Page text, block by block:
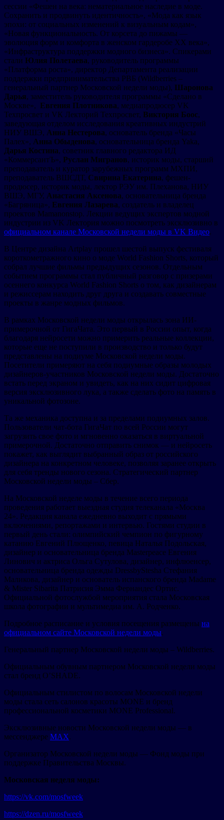
сессии «Фешен на века: нематериальное наследие в моде.
Сохранить и продвинуть идентичность», «Мода как язык
эпохи: от социальных изменений к визуальным кодам»,
«Новая функциональность. От корсета до пижамы —
эволюция форм и комфорта в женском гардеробе ХХ века»,
«Инфраструктура поддержки модного бизнеса». Спикерами
стали Юлия Полетаева, руководитель программы
«Платформа роста», директор Департамента реализации
поддержки предпринимательства РВБ (Wildberries –
генеральный партнер Московской недели моды), Шаронова
Дарья, заместитель руководителя программы «Сделано в
Москве», Евгения Плотникова, медиапродюсер VK
Техпросвет и VК Лекторий Техпросвет, Виктория Боос,
заведующая отделом исследования креативных индустрий
НИУ ВШЭ, Анна Нестерова, основатель бренда «Часы
Палех», Анна Обыденова, основательница бренда Yaka,
Дарья Костина, советник главного редактора ИД
«КоммерсантЪ», Руслан Мигранов, историк моды, старший
преподаватель и куратор зарубежных программ МХПИ,
преподаватель ВШСДТ, Свирина Екатерина, фешен-
продюсер, историк моды, лектор РЭУ им. Плеханова, НИУ
ВШЭ, МГУ, Анастасия Аксенова, основательница бренда
«Багряница», Евгения Лазарева, создатель и владелец
проектов Mamanonstop. Лекции ведущих экспертов модной
индустрии из VK Лектория можно посмотреть эксклюзивно в
официальном канале Московской недели моды в VK Видео.
В Центре дизайна Artplay прошел шестой выпуск фестиваля
короткометражного кино о моде World Fashion Shorts, который
собрал лучшие фильмы предыдущих сезонов. Отдельным
событием программы стал публичный разговор с призерами
осеннего конкурса World Fashion Shorts о том, как дизайнерам
и режиссерам находить друг друга и создавать совместные
проекты в жанре модных фильмов.
В рамках Московской недели моды открылась зона ИИ-
примерочной от ГигаЧата. Это первый в России опыт, когда
благодаря нейросети можно примерить реальные коллекции,
которые еще не поступили в производство и только будут
представлены на подиуме Московской недели моды.
Посетители примеряют на себя подиумные образы молодых
дизайнеров-участников Московской недели моды. Достаточно
встать перед экраном и увидеть, как на них сидит цифровая
версия эксклюзивного лука, а также сделать фото на память в
уникальной фотозоне.
Та же механика доступна и за пределами подиумных залов.
Пользователи чат-бота ГигаЧат по всей России могут
загрузить свое фото и мгновенно оказаться в виртуальной
примерочной. Достаточно отправить снимок — и нейросеть
покажет, как выглядит выбранный образ от российского
дизайнера на конкретном человеке, позволяя заранее открыть
для себя тренды нового сезона. Стратегический партнер
Московской недели моды – Сбер.
На Московской неделе моды в течение всего периода
проведения работает выездная студия телеканала «Москва
24». Редакция канала ежедневно выходит с прямыми
включениями, репортажами и интервью. Гостями студии в
первый день стали: олимпийский чемпион по фигурному
катанию Евгений Плющенко, певица Наталья Подольская,
дизайнер и основательница бренда Masterpeace Евгения
Линович и актриса Ольга Сутулова, дизайнер, инфлюенсер,
основательница бренда одежды DressbyStesha Стефания
Маликова, дизайнер и основатель испанского бренда Madame
& Mister Sibarita Патрисия Эмма Фернандес Ортис.
Официальной фотослужбой мероприятия стала Московская
школа фотографии и мультимедиа им. А. Родченко.
Подробное расписание и условия посещения размещены на
официальном сайте Московской недели моды.
Генеральный партнер Московской недели моды – Wildberries.
Официальным обувным партнером Московской недели моды
стал бренд O’SHADE.
Официальным стилистом по волосам Московской недели
моды стала сеть салонов красоты MONE и бренд
профессиональной косметики MONE Professional.
Эксклюзивные новости Московской недели моды — в
мессенджере MAX.
Организатор Московской недели моды — Фонд моды при
поддержке Правительства Москвы.
Московская неделя моды:
https://vk.com/mosfweek
https://dzen.ru/mosfweek